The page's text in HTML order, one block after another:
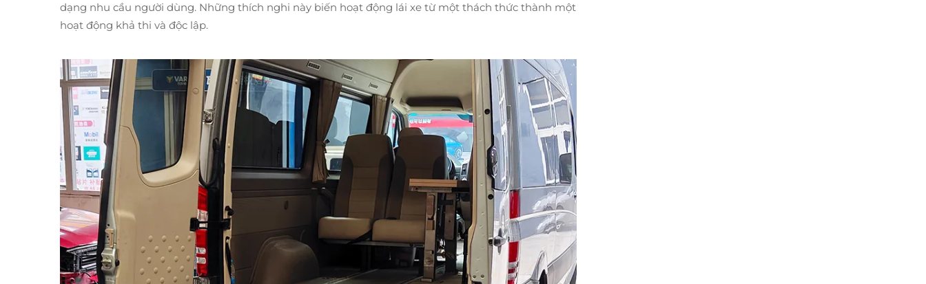
dạng nhu cầu người dùng. Những thích nghi này biến hoạt động lái xe từ một thách thức thành một
hoạt động khả thi và độc lập.